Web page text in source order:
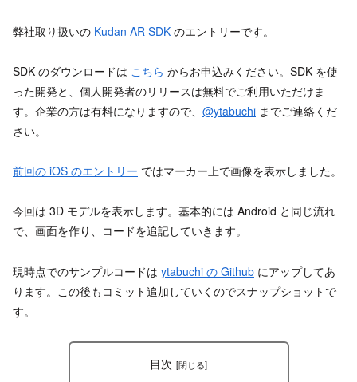
弊社取り扱いの Kudan AR SDK のエントリーです。
SDK のダウンロードは こちら からお申込みください。SDK を使
った開発と、個人開発者のリリースは無料でご利用いただけま
す。企業の方は有料になりますので、 @ytabuchi までご連絡くだ
さい。
前回の iOS のエントリー ではマーカー上で画像を表示しました。
今回は 3D モデルを表示します。基本的には Android と同じ流れ
で、画面を作り、コードを追記していきます。
現時点でのサンプルコードは ytabuchi の Github にアップしてあ
ります。この後もコミット追加していくのでスナップショットで
す。
目次